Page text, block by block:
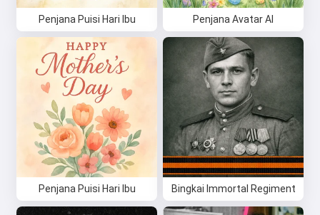
Penjana Puisi Hari Ibu Penjana Avatar AI
Penjana Puisi Hari Ibu Bingkai Immortal Regiment